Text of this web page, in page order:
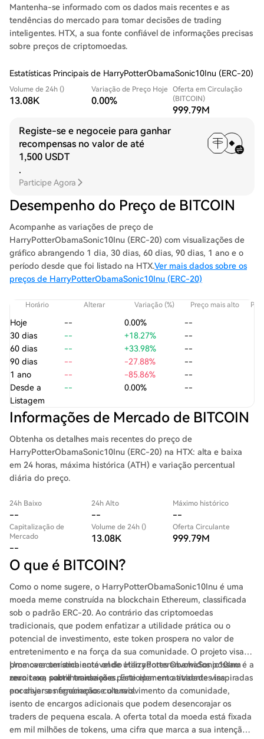
Mantenha-se informado com os dados mais recentes e as
tendências do mercado para tomar decisões de trading
inteligentes. HTX, a sua fonte confiável de informações precisas
sobre preços de criptomoedas.
Estatísticas Principais de HarryPotterObamaSonic10Inu (ERC-20)
Volume de 24h ()
13.08K
Variação de Preço Hoje
0.00%
Oferta em Circulação
(BITCOIN)
999.79M
Registe-se e negoceie para ganhar
recompensas no valor de até
1,500 USDT
.
Participe Agora
Desempenho do Preço de BITCOIN
Acompanhe as variações de preço de
HarryPotterObamaSonic10Inu (ERC-20) com visualizações de
gráfico abrangendo 1 dia, 30 dias, 60 dias, 90 dias, 1 ano e o
período desde que foi listado na HTX.Ver mais dados sobre os
preços de HarryPotterObamaSonic10Inu (ERC-20)
Horário Alterar Variação (%) Preço mais alto
Hoje -- 0.00%
--
30 dias
-- +18.27%
--
60 dias
-- +33.98%
--
90 dias
-- -27.88%
--
1 ano
-- -85.86%
--
Desde a
Listagem
-- 0.00% --
Informações de Mercado de BITCOIN
Obtenha os detalhes mais recentes do preço de
HarryPotterObamaSonic10Inu (ERC-20) na HTX: alta e baixa
em 24 horas, máxima histórica (ATH) e variação percentual
diária do preço.
24h Baixo
--
24h Alto
--
Máximo histórico
--
Capitalização de
Mercado
--
Volume de 24h ()
13.08K
Oferta Circulante
999.79M
O que é BITCOIN?
Como o nome sugere, o HarryPotterObamaSonic10Inu é uma
moeda meme construída na blockchain Ethereum, classificada
sob o padrão ERC-20. Ao contrário das criptomoedas
tradicionais, que podem enfatizar a utilidade prática ou o
potencial de investimento, este token prospera no valor de
entretenimento e na força da sua comunidade. O projeto visa
promover um ambiente onde utilizadores envolvidos possam
reunir-se, partilhar ideias e participar em atividades inspiradas
por diversos fenómenos culturais.
Uma característica notável do HarryPotterObamaSonic10Inu é a
zero taxa sobre transações. Este elemento atraente visa
encorajar a negociação e o envolvimento da comunidade,
isento de encargos adicionais que podem desencorajar os
traders de pequena escala. A oferta total da moeda está fixada
em mil milhões de tokens, uma cifra que marca a sua intenção